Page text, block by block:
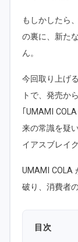
もしかしたら
の裏に、新た
ん。
今回取り上げ
トで、発売か
｢UMAMI
来の常識を疑
イアスブレイ
UMAMI COLA
破り、消費者
目次